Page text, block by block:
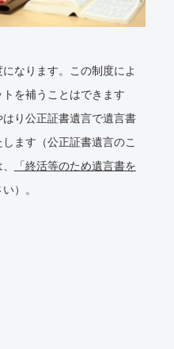
なります。この制度によ
を補うことはできます
り公正証書遺言で遺言書
ます（公正証書遺言のこ
「終活等のため遺言書を
）。